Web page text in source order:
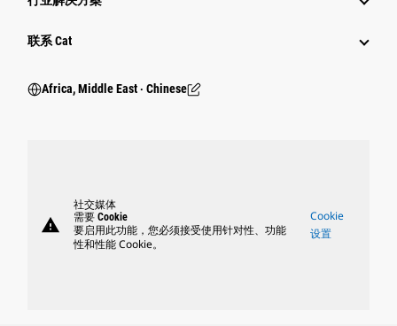
行业
联系 Cat
Africa, Middle East ‧ Chinese
warning
社交媒体
需要 Cookie
要启用此功能，您必须接受使用针对性、功能
性和性能 Cookie。
Cookie
设置